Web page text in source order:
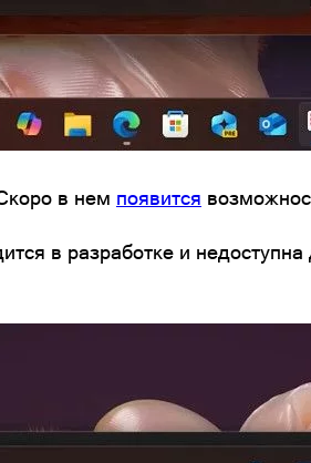
в нем появится
в разработке и